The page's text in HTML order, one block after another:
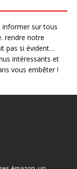
informer sur tous
rendre notre
pas si évident…
intéressants et
vous embêter !